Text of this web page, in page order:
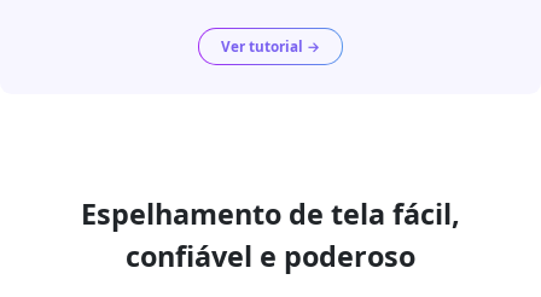
Ver tutorial →
Espelhamento de tela fácil,
confiável e poderoso